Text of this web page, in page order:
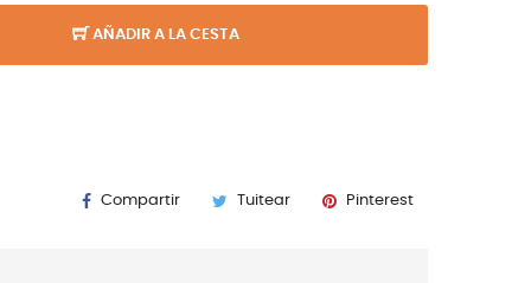
AÑADIR A LA CESTA
Compartir Tuitear Pinterest